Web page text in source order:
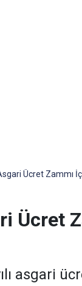
Ücret Zammı
Ücret
asgari